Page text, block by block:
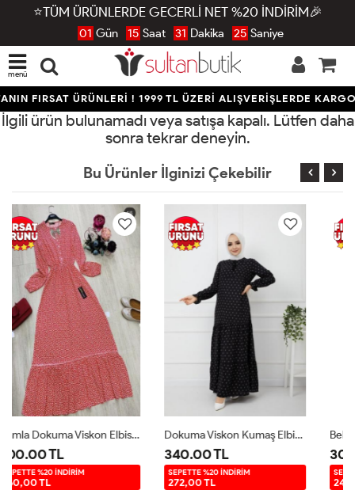
⭐TÜM ÜRÜNLERDE GECERLİ NET %20 İNDİRİM🎉
01 Gün 15 Saat 31 Dakika 24 Saniye
menü
FIRSAT ÜRÜNLERİ ! 1999 TL ÜZERİ ALIŞVERİŞLERDE KARGO
İlgili ürün bulunamadı veya satışa kapalı. Lütfen daha
sonra tekrar deneyin.
Bu Ürünler İlginizi Çekebilir
340.00 TL
SEPETTE %20 İNDİRİM
272,00 TL
300.00 TL
SEPETTE %20 İNDİRİM
240,00 TL